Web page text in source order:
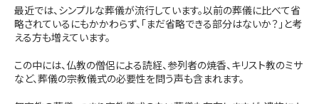
最近では、シンプルな葬儀が流行しています。以前の葬儀に比べて省
略されているにもかかわらず、「まだ省略できる部分はないか？」と考
える方も増えています。
この中には、仏教の僧侶による読経、参列者の焼香、キリスト教のミサ
など、葬儀の宗教儀式の必要性を問う声も含まれます。